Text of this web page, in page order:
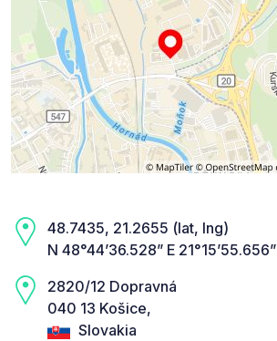
48.7435, 21.2655 (lat, lng)
N 48°44’36.528” E 21°15’55.656”
2820/12 Dopravná
040 13 Košice,
Slovakia